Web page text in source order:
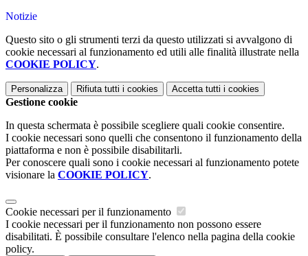
Notizie
Questo sito o gli strumenti terzi da questo utilizzati si avvalgono di
cookie necessari al funzionamento ed utili alle finalità illustrate nella
COOKIE POLICY.
Personalizza Rifiuta tutti i cookies Accetta tutti i cookies
Gestione cookie
In questa schermata è possibile scegliere quali cookie consentire.
I cookie necessari sono quelli che consentono il funzionamento della
piattaforma e non è possibile disabilitarli.
Per conoscere quali sono i cookie necessari al funzionamento potete
visionare la COOKIE POLICY.
Cookie necessari per il funzionamento
I cookie necessari per il funzionamento non possono essere
disabilitati. È possibile consultare l'elenco nella pagina della cookie
policy.